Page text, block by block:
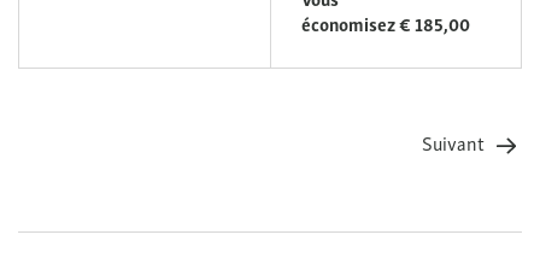
économisez € 185,00
Suivant